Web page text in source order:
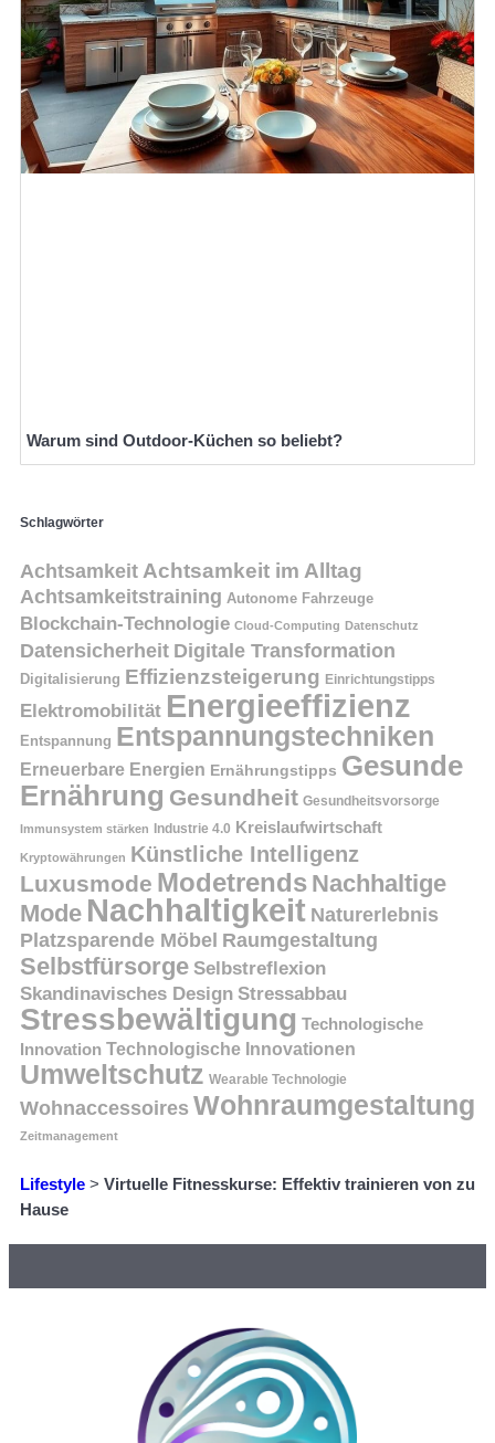
Warum sind Outdoor-Küchen so beliebt?
Schlagwörter
AchtsamkeitAchtsamkeit im Alltag
Achtsamkeitstraining Autonome Fahrzeuge
Blockchain-Technologie Cloud-Computing Datenschutz
Datensicherheit Digitale Transformation
Digitalisierung Effizienzsteigerung Einrichtungstipps
Elektromobilität Energieeffizienz
Entspannung Entspannungstechniken
Erneuerbare Energien Ernährungstipps Gesunde
Ernährung Gesundheit Gesundheitsvorsorge
Immunsystem stärken Industrie 4.0 Kreislaufwirtschaft
Kryptowährungen Künstliche Intelligenz
Luxusmode Modetrends Nachhaltige
Mode Nachhaltigkeit Naturerlebnis
Platzsparende Möbel Raumgestaltung
Selbstfürsorge Selbstreflexion
Skandinavisches Design Stressabbau
Stressbewältigung Technologische
Innovation Technologische Innovationen
Umweltschutz Wearable Technologie
Wohnaccessoires Wohnraumgestaltung
Zeitmanagement
Lifestyle > Virtuelle Fitnesskurse: Effektiv trainieren von zu
Hause